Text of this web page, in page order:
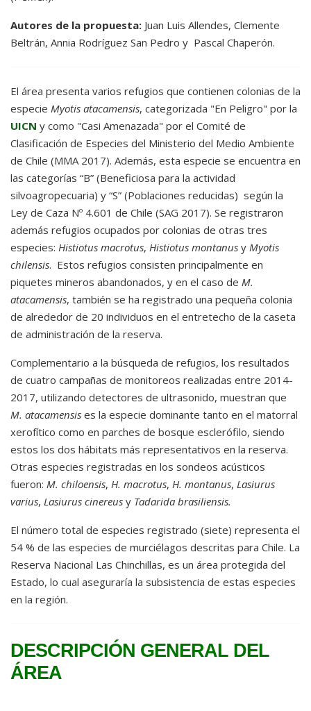
Autores de la propuesta: Juan Luis Allendes, Clemente
Beltrán, Annia Rodríguez San Pedro y Pascal Chaperón.
El área presenta varios refugios que contienen colonias de la
especie Myotis atacamensis, categorizada "En Peligro" por la
UICN y como "Casi Amenazada" por el Comité de
Clasificación de Especies del Ministerio del Medio Ambiente
de Chile (MMA 2017). Además, esta especie se encuentra en
las categorías “B” (Beneficiosa para la actividad
silvoagropecuaria) y “S” (Poblaciones reducidas) según la
Ley de Caza Nº 4.601 de Chile (SAG 2017). Se registraron
además refugios ocupados por colonias de otras tres
especies: Histiotus macrotus, Histiotus montanus y Myotis
chilensis. Estos refugios consisten principalmente en
piquetes mineros abandonados, y en el caso de M.
atacamensis, también se ha registrado una pequeña colonia
de alrededor de 20 individuos en el entretecho de la caseta
de administración de la reserva.
Complementario a la búsqueda de refugios, los resultados
de cuatro campañas de monitoreos realizadas entre 2014-
2017, utilizando detectores de ultrasonido, muestran que
M. atacamensis es la especie dominante tanto en el matorral
xerofítico como en parches de bosque esclerófilo, siendo
estos los dos hábitats más representativos en la reserva.
Otras especies registradas en los sondeos acústicos
fueron: M. chiloensis, H. macrotus, H. montanus, Lasiurus
varius, Lasiurus cinereus y Tadarida brasiliensis.
El número total de especies registrado (siete) representa el
54 % de las especies de murciélagos descritas para Chile. La
Reserva Nacional Las Chinchillas, es un área protegida del
Estado, lo cual aseguraría la subsistencia de estas especies
en la región.
DESCRIPCIÓN GENERAL DEL
ÁREA